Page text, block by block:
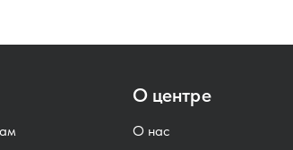
О центре
О нас